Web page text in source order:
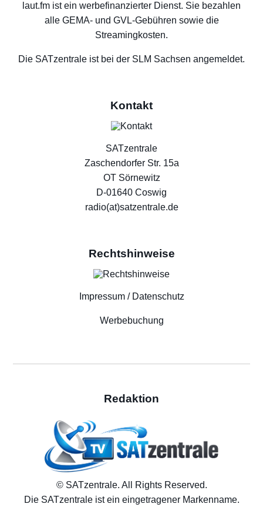
laut.fm ist ein werbefinanzierter Dienst. Sie bezahlen
alle GEMA- und GVL-Gebühren sowie die
Streamingkosten.
Die SATzentrale ist bei der SLM Sachsen angemeldet.
Kontakt
SATzentrale
Zaschendorfer Str. 15a
OT Sörnewitz
D-01640 Coswig
radio(at)satzentrale.de
Rechtshinweise
Impressum / Datenschutz
Werbebuchung
Redaktion
© SATzentrale. All Rights Reserved.
Die SATzentrale ist ein eingetragener Markenname.